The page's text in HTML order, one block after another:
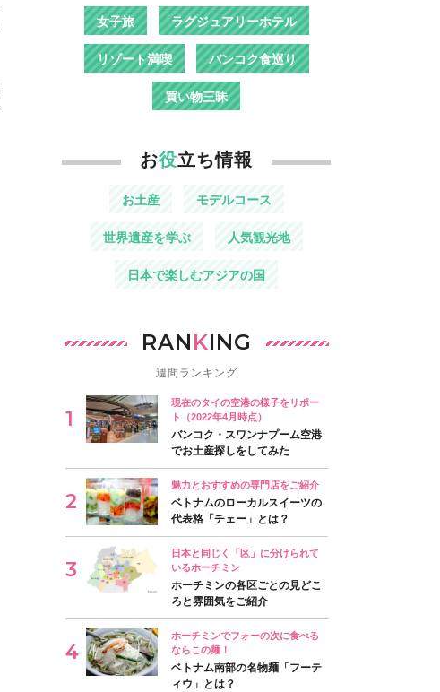
女子旅 ラグジュアリーホテル
リゾート満喫 バンコク食巡り
買い物三昧
お役立ち情報
お土産 モデルコース
世界遺産を学ぶ 人気観光地
日本で楽しむアジアの国
RANKING
週間ランキング
現在のタイの空港の様子をリポー
ト（2022年4月時点）
バンコク・スワンナプーム空港
でお土産探しをしてみた
魅力とおすすめの専門店をご紹介
ベトナムのローカルスイーツの
代表格「チェー」とは？
日本と同じく「区」に分けられて
いるホーチミン
ホーチミンの各区ごとの見どこ
ろと雰囲気をご紹介
ホーチミンでフォーの次に食べる
ならこの麺！
ベトナム南部の名物麺「フーテ
ィウ」とは？